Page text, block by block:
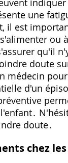
une
il est
ou
qu'il
doute
médecin
d'un
doute․
chez